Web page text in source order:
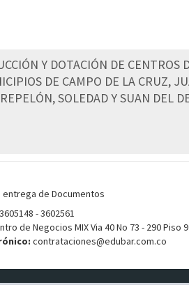
entrega de Documentos
3605148 - 3602561
de Negocios MIX Via 40 No 73 - 290 Piso 9
contrataciones@edubar.com.co